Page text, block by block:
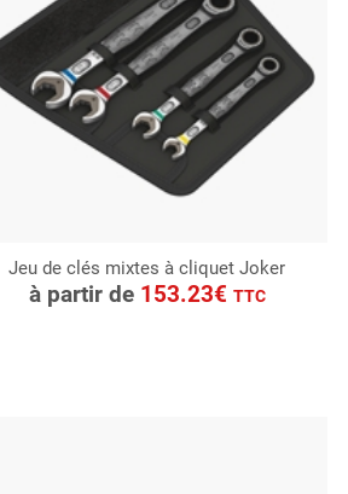
Jeu de clés mixtes à cliquet Joker
à partir de 153.23€ TTC
CONSULTER
Demande de devis